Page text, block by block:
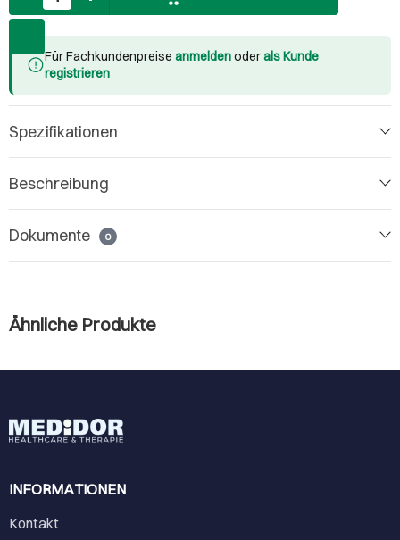
Für Fachkundenpreise anmeldenoderals Kunde
registrieren
Spezifikationen
Beschreibung
Dokumente 0
Ähnliche Produkte
INFORMATIONEN
Kontakt